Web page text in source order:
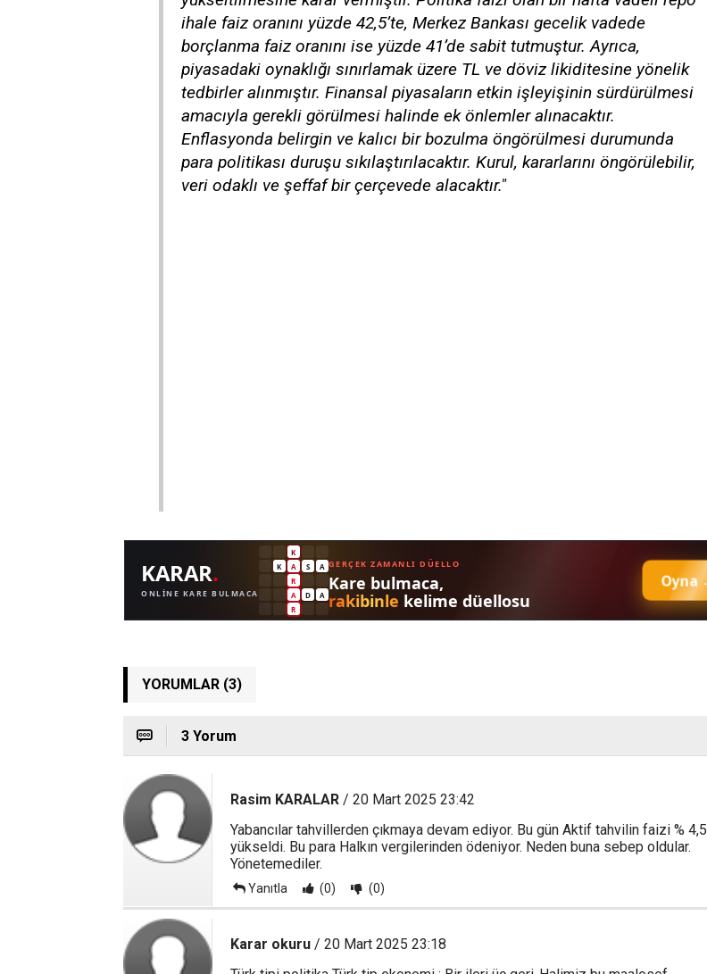
ihale faiz oranını yüzde 42,5’te, Merkez Bankası gecelik vadede
borçlanma faiz oranını ise yüzde 41’de sabit tutmuştur. Ayrıca,
piyasadaki oynaklığı sınırlamak üzere TL ve döviz likiditesine yönelik
tedbirler alınmıştır. Finansal piyasaların etkin işleyişinin sürdürülmesi
amacıyla gerekli görülmesi halinde ek önlemler alınacaktır.
Enflasyonda belirgin ve kalıcı bir bozulma öngörülmesi durumunda
para politikası duruşu sıkılaştırılacaktır. Kurul, kararlarını öngörülebilir,
veri odaklı ve şeffaf bir çerçevede alacaktır."
YORUMLAR (3)
3 Yorum
Rasim KARALAR / 20 Mart 2025 23:42
Yabancılar tahvillerden çıkmaya devam ediyor. Bu gün Aktif tahvilin faizi % 4,5
yükseldi. Bu para Halkın vergilerinden ödeniyor. Neden buna sebep oldular.
Yönetemediler.
Yanıtla (0) (0)
Karar okuru / 20 Mart 2025 23:18